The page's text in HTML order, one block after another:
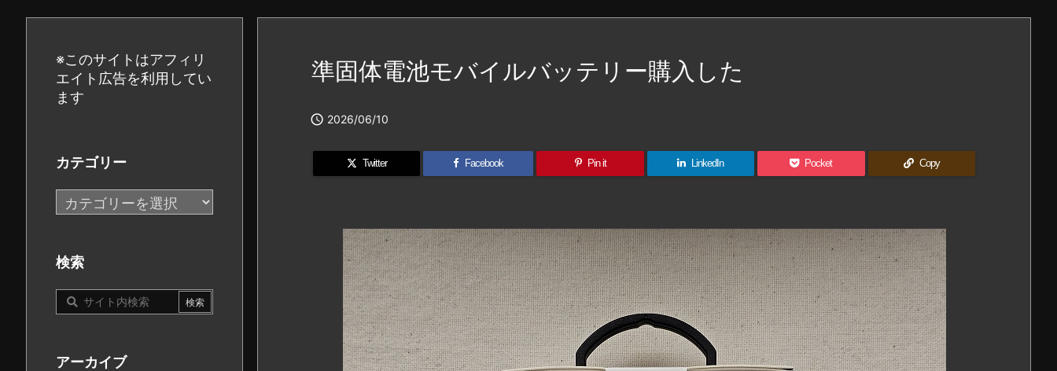
準固体電池モバイルバッテリー購入した
 2026/06/10
Twitter Facebook Pin it LinkedIn Pocket Copy
※このサイトはアフィリ
エイト広告を利用してい
ます
カテゴリー
カ
テ
リ
ー
検索
アーカイブ